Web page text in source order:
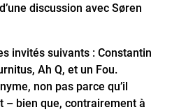
discussion avec Søren
invités suivants : Constantin
Ah Q, et un Fou.
non pas parce qu’il
– bien que, contrairement à